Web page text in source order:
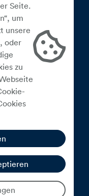
Seite.
um
unsere
oder
zu